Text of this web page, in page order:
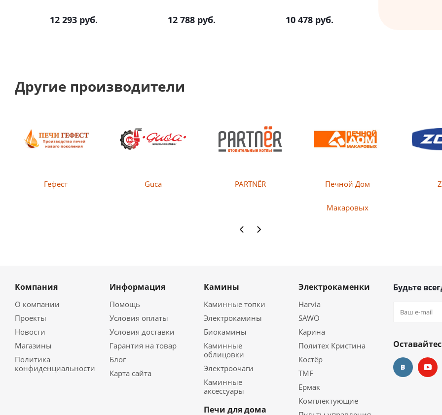
12 293 руб. 12 788 руб. 10 478 руб.
Другие производители
Гефест Guсa PARTNЁR Печной Дом
Макаровых
Компания
О компании
Проекты
Новости
Магазины
Политика
конфиденциальности
Информация
Помощь
Условия оплаты
Условия доставки
Гарантия на товар
Блог
Карта сайта
Камины
Каминные топки
Электрокамины
Биокамины
Каминные
облицовки
Электроочаги
Каминные
аксессуары
Печи для дома
Электрокаменки
Harvia
SAWO
Карина
Политех Кристина
Костёр
TMF
Ермак
Комплектующие
Будьте